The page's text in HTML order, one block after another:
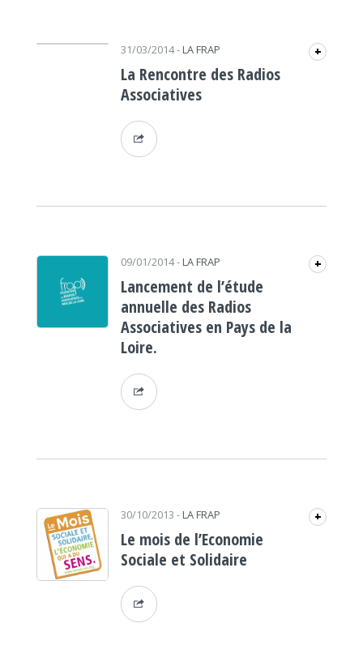
31/03/2014- LA FRAP +
La Rencontre des Radios
Associatives
09/01/2014- LA FRAP +
Lancement de l’étude
annuelle des Radios
Associatives en Pays de la
Loire.
30/10/2013- LA FRAP +
Le mois de l’Economie
Sociale et Solidaire